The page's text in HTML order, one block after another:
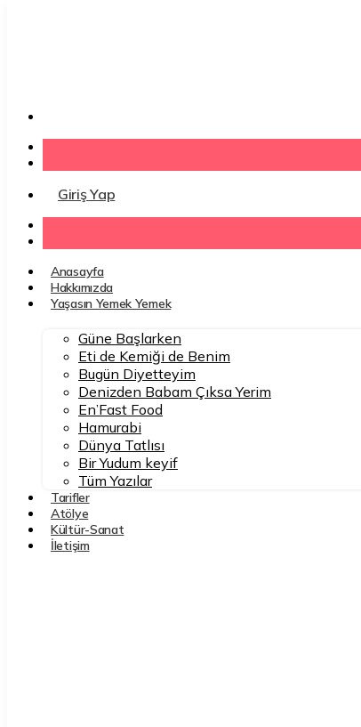
Giriş Yap
Anasayfa
Hakkımızda
Yaşasın Yemek Yemek
Güne Başlarken
Eti de Kemiği de Benim
Bugün Diyetteyim
Denizden Babam Çıksa Yerim
En’Fast Food
Hamurabi
Dünya Tatlısı
Bir Yudum keyif
Tüm Yazılar
Tarifler
Atölye
Kültür-Sanat
İletişim